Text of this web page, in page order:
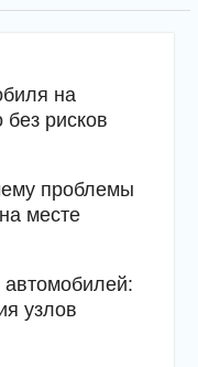
на
без рисков
проблемы
месте
автомобилей:
узлов